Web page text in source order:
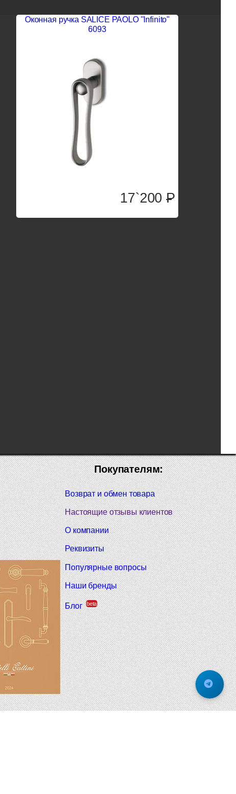
Оконная ручка SALICE PAOLO "Infinito"
6093
17`200P
Покупателям:
Возврат и обмен товара
Настоящие отзывы клиентов
О компании
Реквизиты
Популярные вопросы
Наши бренды
Блог beta